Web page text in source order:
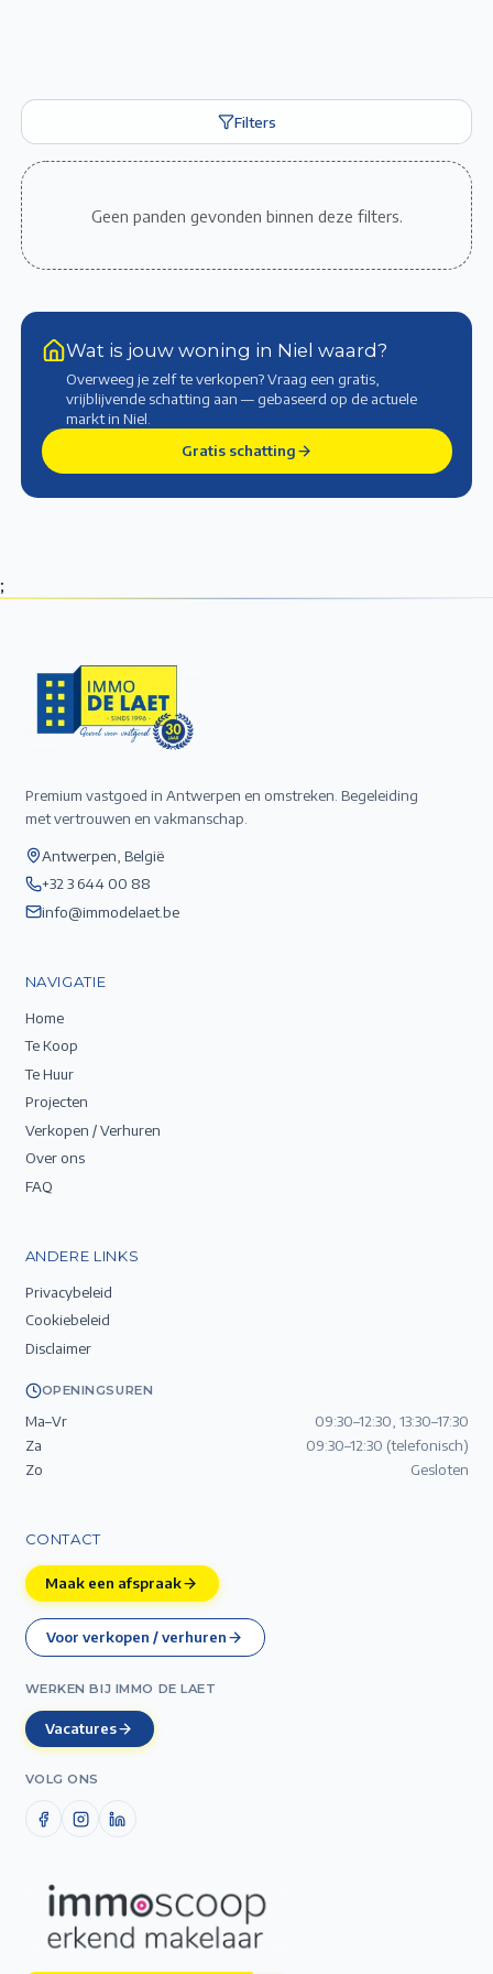
Filters
Geen panden gevonden binnen deze filters.
Wat is jouw woning in Niel waard?
Overweeg je zelf te verkopen? Vraag een gratis,
vrijblijvende schatting aan — gebaseerd op de actuele
marktin Niel
Gratis schatting
;
Premium vastgoed in Antwerpen en omstreken. Begeleiding
met vertrouwen en vakmanschap.
Antwerpen, België
+32 3 644 00 88
info@immodelaet.be
NAVIGATIE
Home
Te Koop
Te Huur
Projecten
Verkopen / Verhuren
Over ons
FAQ
ANDERE LINKS
Privacybeleid
Cookiebeleid
Disclaimer
OPENINGSUREN
Ma–Vr
09:30–12:30, 13:30–17:30
Za
09:30–12:30 (telefonisch)
Zo
Gesloten
CONTACT
Maak een afspraak
Voor verkopen / verhuren
WERKEN BIJ IMMO DE LAET
Vacatures
VOLG ONS